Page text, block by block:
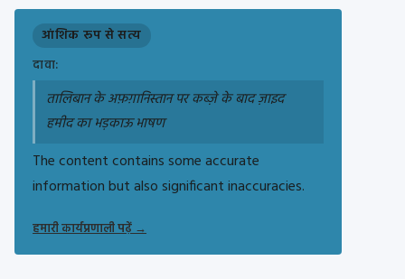
आंशिक रूप से सत्य
दावा:
तालिबान के अफ़ग़ानिस्तान पर कब्ज़े के बाद ज़ाइद
हमीद का भड़काऊ भाषण
The content contains some accurate
information but also significant inaccuracies.
हमारी कार्यप्रणाली पढ़ें→